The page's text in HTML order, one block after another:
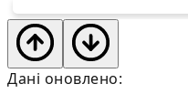
Дані оновлено: